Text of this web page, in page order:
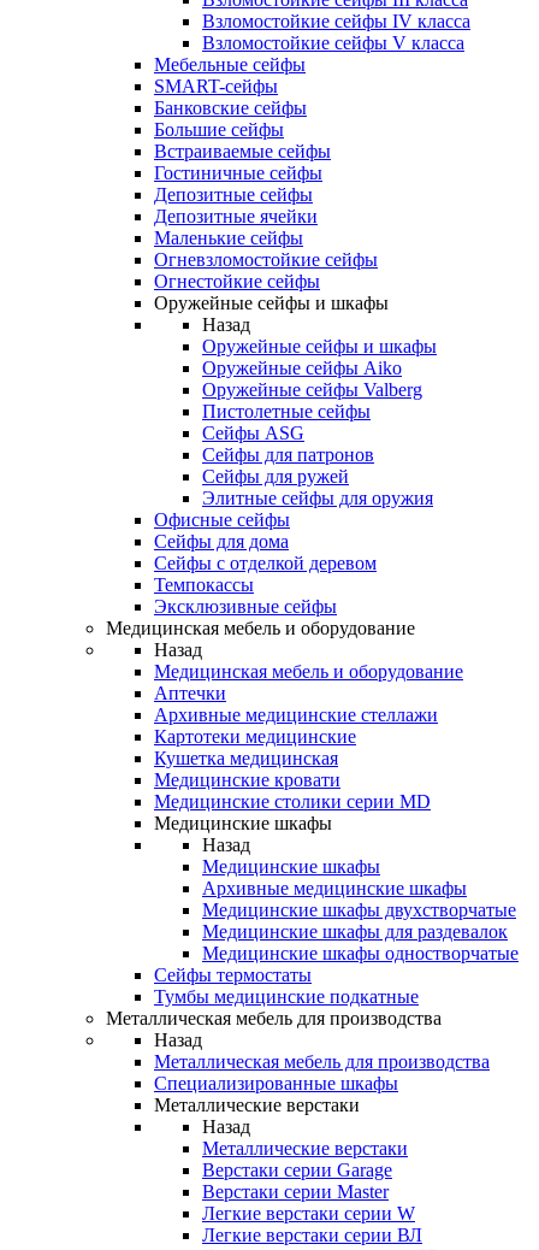
Взломостойкие сейфы IV класса
Взломостойкие сейфы V класса
Мебельные сейфы
SMART-сейфы
Банковские сейфы
Большие сейфы
Встраиваемые сейфы
Гостиничные сейфы
Депозитные сейфы
Депозитные ячейки
Маленькие сейфы
Огневзломостойкие сейфы
Огнестойкие сейфы
Оружейные сейфы и шкафы
Назад
Оружейные сейфы и шкафы
Оружейные сейфы Aiko
Оружейные сейфы Valberg
Пистолетные сейфы
Сейфы ASG
Сейфы для патронов
Сейфы для ружей
Элитные сейфы для оружия
Офисные сейфы
Сейфы для дома
Сейфы с отделкой деревом
Темпокассы
Эксклюзивные сейфы
Медицинская мебель и оборудование
Назад
Медицинская мебель и оборудование
Аптечки
Архивные медицинские стеллажи
Картотеки медицинские
Кушетка медицинская
Медицинские кровати
Медицинские столики серии MD
Медицинские шкафы
Назад
Медицинские шкафы
Архивные медицинские шкафы
Медицинские шкафы двухстворчатые
Медицинские шкафы для раздевалок
Медицинские шкафы одностворчатые
Сейфы термостаты
Тумбы медицинские подкатные
Металлическая мебель для производства
Назад
Металлическая мебель для производства
Cпециализированные шкафы
Металлические верстаки
Назад
Металлические верстаки
Верстаки серии Garage
Верстаки серии Master
Легкие верстаки серии W
Легкие верстаки серии ВЛ